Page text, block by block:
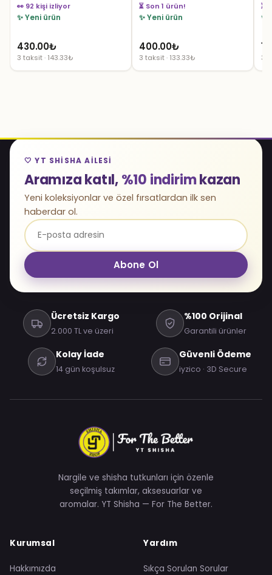
👀 92 kişi izliyor
✨ Yeni ürün
430.00₺
3 taksit · 143.33₺
👀 40 kişi izliyor
✨ Yeni ürün
400.00₺
3 taksit · 133.33₺
👀
✨
3
🤍 YT SHISHA AILESI
Aramıza katıl,%10 indirimkazan
Yeni koleksiyonlar ve özel fırsatlardan ilk sen
haberdar ol.
Abone Ol
Ücretsiz Kargo
2.000 TL ve üzeri
%100 Orijinal
Garantili ürünler
Kolay İade
14 gün koşulsuz
Güvenli Ödeme
iyzico · 3D Secure
Nargile ve shisha tutkunları için özenle
seçilmiş takımlar, aksesuarlar ve
aromalar. YT Shisha — For The Better.
Kurumsal
Hakkımızda
Yardım
Sıkça Sorulan Sorular